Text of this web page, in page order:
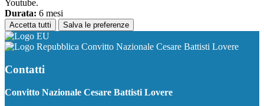
Youtube.
Durata: 6 mesi
Accetta tutti Salva le preferenze
Convitto Nazionale Cesare Battisti Lovere
Contatti
Convitto Nazionale Cesare Battisti Lovere